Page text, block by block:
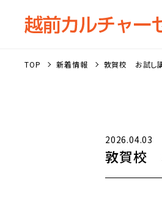
TOP 新着情報 敦賀校 お試し
2026.04.03
敦賀校